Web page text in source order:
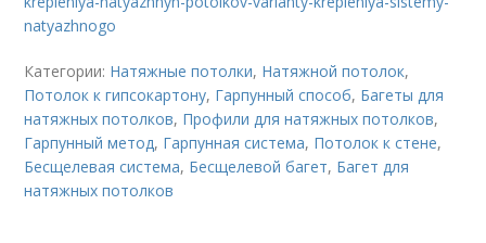
natyazhnogo
Категории: Натяжные потолки, Натяжной потолок,
Потолок к гипсокартону, Гарпунный способ, Багеты для
натяжных потолков, Профили для натяжных потолков,
Гарпунный метод, Гарпунная система, Потолок к стене,
Бесщелевая система, Бесщелевой багет, Багет для
натяжных потолков